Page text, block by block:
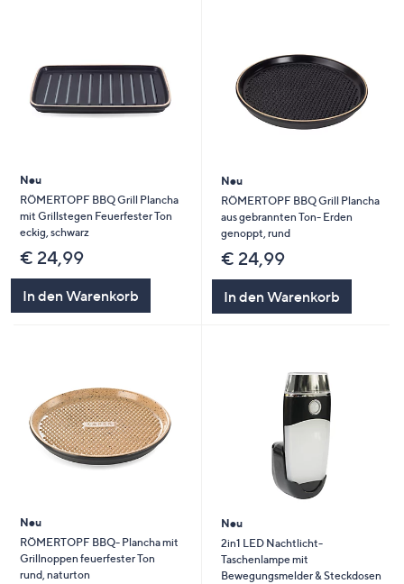
Neu
RÖMERTOPF BBQ Grill Plancha
mit Grillstegen Feuerfester Ton
eckig, schwarz
€ 24,99
In den Warenkorb
Neu
RÖMERTOPF BBQ Grill Plancha
aus gebrannten Ton- Erden
genoppt, rund
€ 24,99
In den Warenkorb
Neu
RÖMERTOPF BBQ- Plancha mit
Grillnoppen feuerfester Ton
rund, naturton
Neu
2in1 LED Nachtlicht-
Taschenlampe mit
Bewegungsmelder & Steckdosen